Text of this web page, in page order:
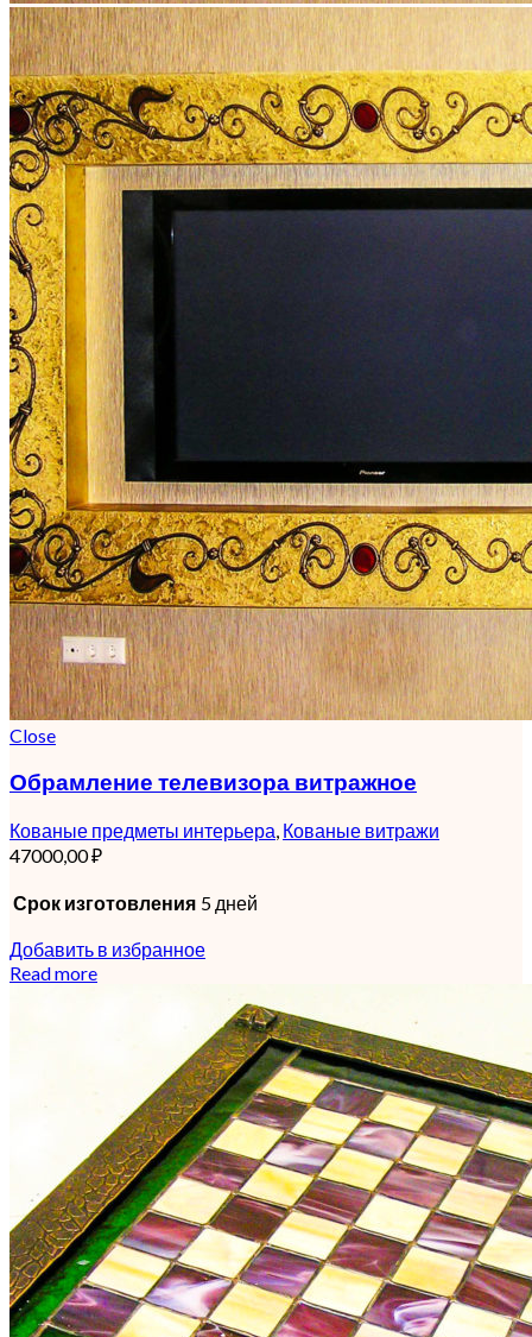
Close
Обрамление телевизора витражное
Кованые предметы интерьера Кованые витражи
47000,00₽
Срок изготовления 5 дней
Добавить в избранное
Read more